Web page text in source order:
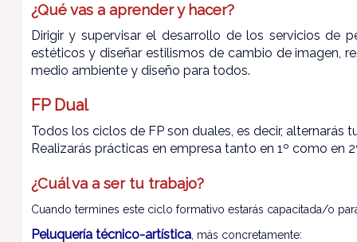
¿Qué vas a aprender y hacer?
Dirigir y supervisar el desarrollo de los servicios de
estéticos y diseñar estilismos de cambio de imagen,
medio ambiente y diseño para todos.
FP Dual
Todos los ciclos de FP son duales, es decir, alternarás
Realizarás prácticas en empresa tanto en 1º como en
¿Cuál va a ser tu trabajo?
Cuando termines este ciclo formativo estarás capacitada/o
Peluquería técnico-artística, más concretamente: